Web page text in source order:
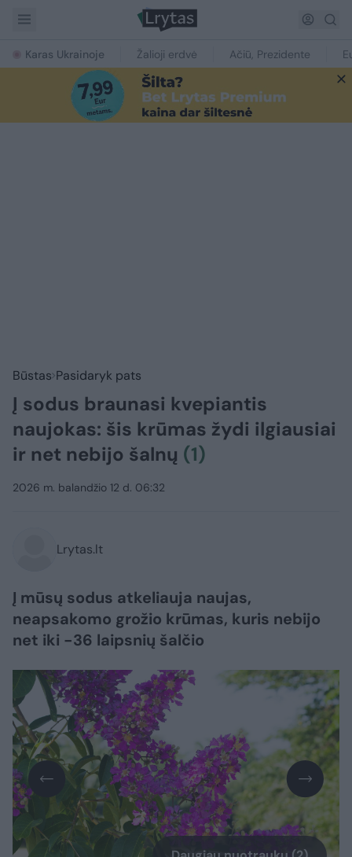
Karas Ukrainoje Žalioji erdvė Ačiū, Prezidente
Būstas Pasidaryk pats
Į sodus braunasi kvepiantis
naujokas: šis krūmas žydi ilgiausiai
ir net nebijo šalnų (1)
2026 m. balandžio 12 d. 06:32
Lrytas.lt
Į mūsų sodus atkeliauja naujas,
neapsakomo grožio krūmas, kuris nebijo
net iki -36 laipsnių šalčio